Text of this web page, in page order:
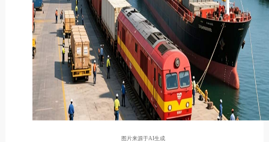
图片来源于AI生成